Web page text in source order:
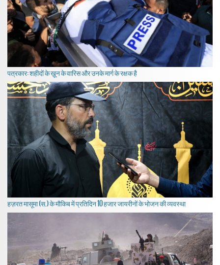
पत्रकार: शहीदों के ख़ून के वारिस और उनके मार्ग के रक्षक है
हज़रत मासूमा (स.) के मौकिब में प्रतिदिन 10 हजार जायरीनों के भोजन की व्यवस्था